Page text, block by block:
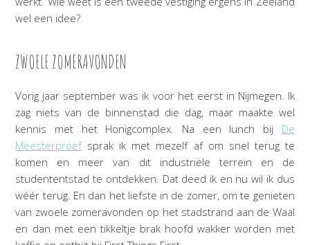
wel een idee?
ZWOELE ZOMERAVONDEN
Vorig jaar september was ik voor het eerst in Nijmegen. Ik
zag niets van de binnenstad die dag, maar maakte wel
kennis met het Honigcomplex. Na een lunch bij De
Meesterproefsprak ik met mezelf af om snel terug te
komen en meer van dit industriële terrein en de
studententstad te ontdekken. Dat deed ik en nu wil ik dus
wéér terug. En dan het liefste in de zomer, om te genieten
van zwoele zomeravonden op het stadstrand aan de Waal
en dan met een tikkeltje brak hoofd wakker worden met